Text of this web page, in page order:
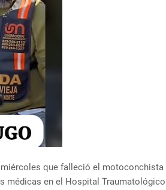
que falleció el motoconchista
médicas en el Hospital Traumatológico